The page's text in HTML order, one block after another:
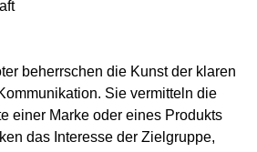
beherrschen die Kunst der klaren
Sie vermitteln die
einer Marke oder eines Produkts
das Interesse der Zielgruppe,